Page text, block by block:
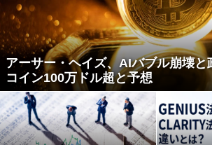
アーサー・ヘイズ、AIバブル崩壊と
コイン100万ドル超と予想